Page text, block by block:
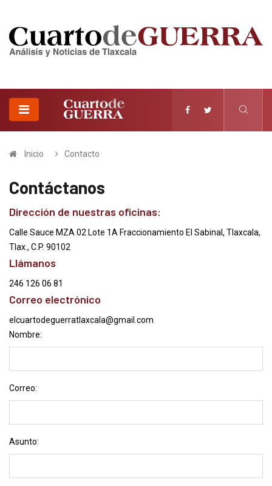
Inicio Contacto
Contáctanos
Dirección de nuestras oficinas:
Calle Sauce MZA 02 Lote 1A Fraccionamiento El Sabinal, Tlaxcala,
Tlax., C.P. 90102
Llámanos
246 126 06 81
Correo electrónico
elcuartodeguerratlaxcala@gmail.com
Nombre:
Correo:
Asunto: